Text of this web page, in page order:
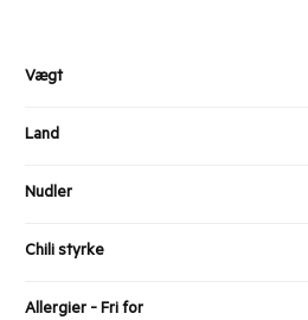
Vægt
Land
Nudler
Chili styrke
Allergier - Fri for